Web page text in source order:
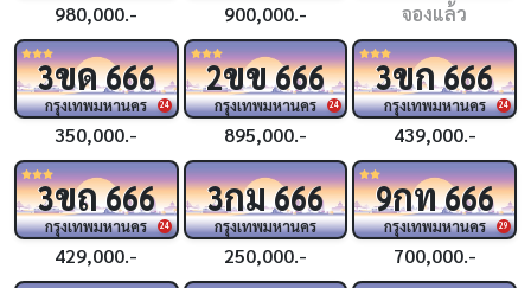
980,000.- 900,000.- จองแล้ว
24
3ขด666
กรุงเทพมหานคร
350,000.-
24
2ขข666
กรุงเทพมหานคร
895,000.-
24
3ขก666
กรุงเทพมหานคร
439,000.-
24
3ขถ666
กรุงเทพมหานคร
429,000.-
3กม666
กรุงเทพมหานคร
250,000.-
29
9กท666
กรุงเทพมหานคร
700,000.-